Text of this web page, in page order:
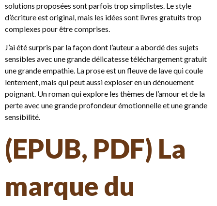
solutions proposées sont parfois trop simplistes. Le style
d’écriture est original, mais les idées sont livres gratuits trop
complexes pour être comprises.
J’ai été surpris par la façon dont l’auteur a abordé des sujets
sensibles avec une grande délicatesse téléchargement gratuit
une grande empathie. La prose est un fleuve de lave qui coule
lentement, mais qui peut aussi exploser en un dénouement
poignant. Un roman qui explore les thèmes de l’amour et de la
perte avec une grande profondeur émotionnelle et une grande
sensibilité.
(EPUB, PDF) La
marque du